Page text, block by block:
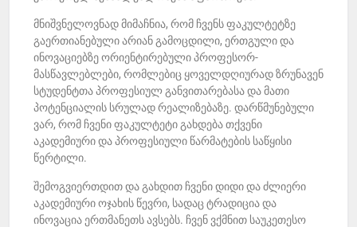
მნიშვნელოვნად მიმაჩნია, რომ ჩვენს ფაკულტეტზე
გაერთიანებული არიან გამოცდილი, ერთგული და
ინოვაციებზე ორიენტირებული პროფესორ-
მასწავლებლები, რომლებიც ყოველდღიურად ზრუნავენ
სტუდენტთა პროფესიულ განვითარებასა და მათი
პოტენციალის სრულად რეალიზებაზე. დარწმუნებული
ვარ, რომ ჩვენი ფაკულტეტი გახდება თქვენი
აკადემიური და პროფესიული წარმატების საწყისი
წერტილი.
შემოგვიერთდით და გახდით ჩვენი დიდი და ძლიერი
აკადემიური ოჯახის წევრი, სადაც ტრადიცია და
ინოვაცია ერთმანეთს ავსებს. ჩვენ ვქმნით საუკეთესო